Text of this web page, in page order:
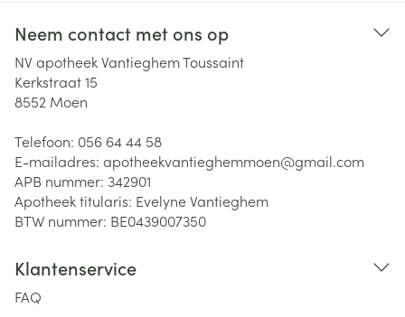
Neem contact met ons op
NV apotheek Vantieghem Toussaint
Kerkstraat 15
8552 Moen
Telefoon: 056 64 44 58
E-mailadres: apotheekvantieghemmoen@gmail.com
APB nummer: 342901
Apotheek titularis: Evelyne Vantieghem
BTW nummer: BE0439007350
Klantenservice
FAQ